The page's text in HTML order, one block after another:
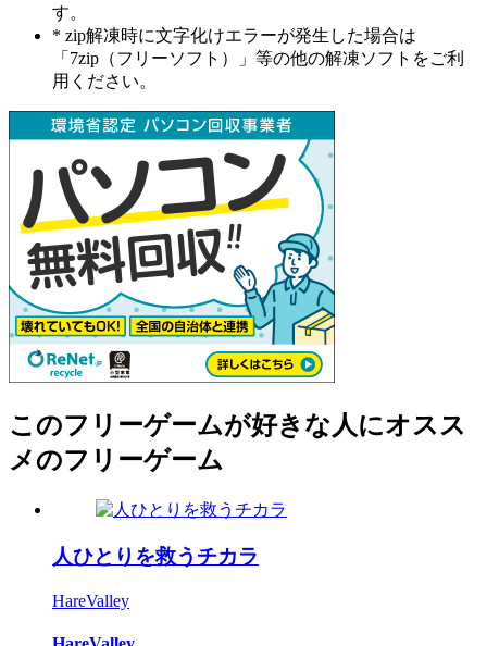
す。
* zip解凍時に文字化けエラーが発生した場合は
「7zip（フリーソフト）」等の他の解凍ソフトをご利
用ください。
このフリーゲームが好きな人にオスス
メのフリーゲーム
人ひとりを救うチカラ
HareValley